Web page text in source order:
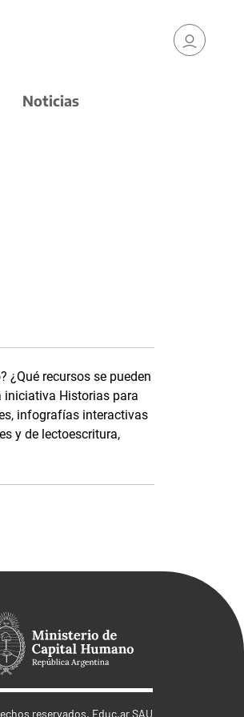
Noticias
¿Qué recursos se pueden
iniciativa Historias para
infografías interactivas
y de lectoescritura,
reservados. Educ.ar SAU